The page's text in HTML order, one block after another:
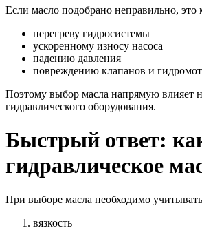
Если масло подобрано неправильно, это
перегреву гидросистемы
ускоренному износу насоса
падению давления
повреждению клапанов и
Поэтому выбор масла напрямую влияет
гидравлического оборудования.
Быстрый ответ:
гидравлическое
При выборе масла необходимо
вязкость